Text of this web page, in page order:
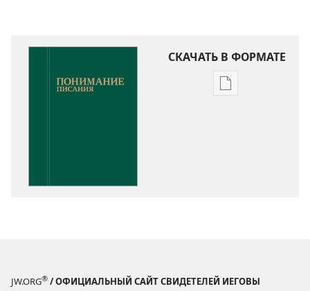
СКАЧАТЬ В ФОРМАТЕ
Варианты
JW.ORG® / ОФИЦИАЛЬНЫЙ САЙТ СВИДЕТЕЛЕЙ ИЕГОВЫ